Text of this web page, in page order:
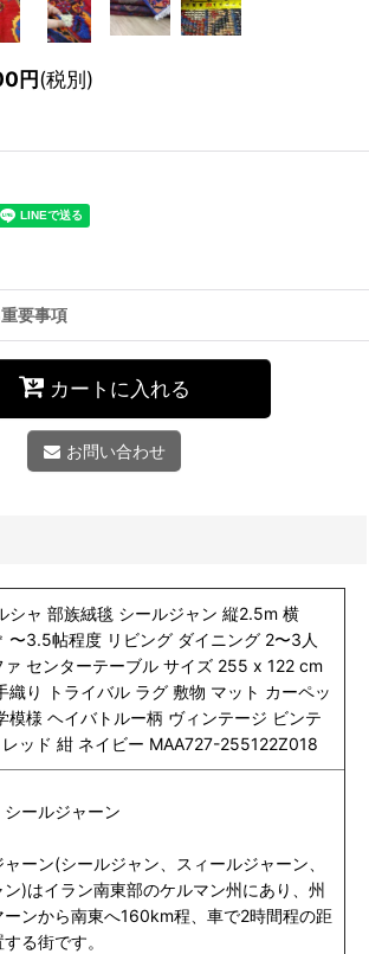
円(税別)
要事項
カートに入れる
お問い合わせ
シャ 部族絨毯 シールジャン 縦2.5m 横
〜3.5帖程度 リビング ダイニング 2〜3人
ァ センターテーブル サイズ 255 x 122 cm
織り トライバル ラグ 敷物 マット カーペッ
模様 ヘイバトルー柄 ヴィンテージ ビンテ
ッド 紺 ネイビー MAA727-255122Z018
シールジャーン
ーン(シールジャン、スィールジャーン、
ン)はイラン南東部のケルマン州にあり、州
ーンから南東へ160km程、車で2時間程の距
る街です。